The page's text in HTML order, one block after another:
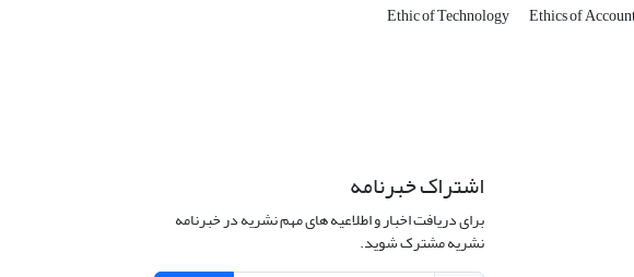
Ethic of Technology Ethics of
اشتراک خبرنامه
برای دریافت اخبار و اطلاعیه های مهم نشریه در خبرنامه
نشریه مشترک شوید.